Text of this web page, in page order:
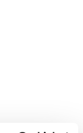
belépővel